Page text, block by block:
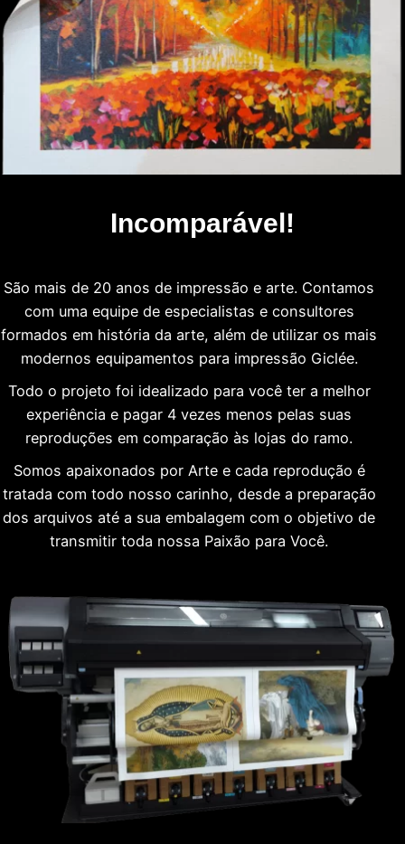
Incomparável!
São mais de 20 anos de impressão e arte. Contamos
com uma equipe de especialistas e consultores
formados em história da arte, além de utilizar os mais
modernos equipamentos para impressão Giclée.
Todo o projeto foi idealizado para você ter a melhor
experiência e pagar 4 vezes menos pelas suas
reproduções em comparação às lojas do ramo.
Somos apaixonados por Arte e cada reprodução é
tratada com todo nosso carinho, desde a preparação
dos arquivos até a sua embalagem com o objetivo de
transmitir toda nossa Paixão para Você.